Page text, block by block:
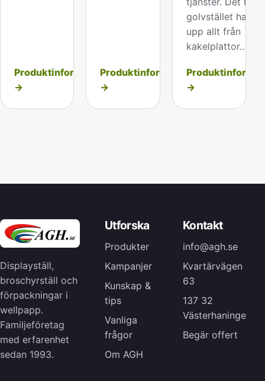
Produktinformation
→
Produktinformation
→
golvstället har
upp allt från
kakelplattor…
→
Displayställ,
broschyrställ och
förpackningar i
wellpapp.
Familjeföretag
med erfarenhet
sedan 1993.
Utforska
Produkter
Kampanjer
Kunskap &
tips
Vanliga
frågor
Om AGH
Kontakt
info@agh.se
Kvartärvägen
63
137 32
Västerhaninge
Begär offert